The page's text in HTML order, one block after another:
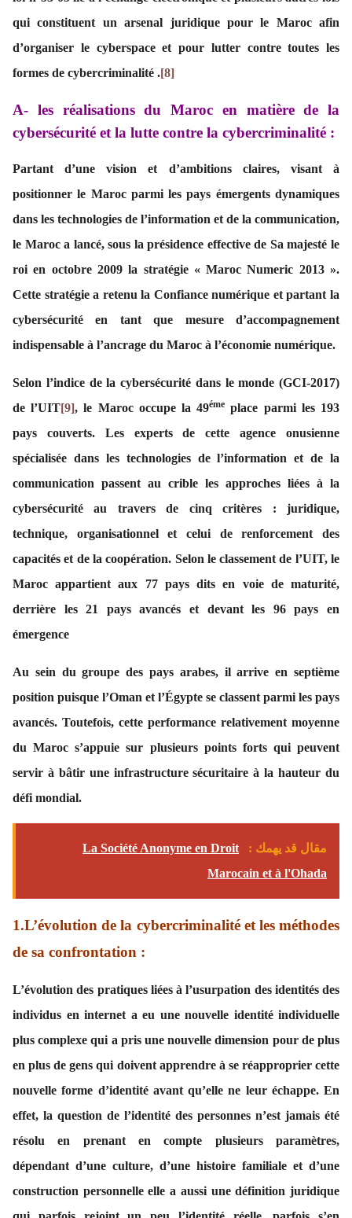
qui constituent un arsenal juridique pour le Maroc afin
d’organiser le cyberspace et pour lutter contre toutes les
formes de cybercriminalité .[8]
A- les réalisations du Maroc en matière de la
cybersécurité et la lutte contre la cybercriminalité :
Partant d’une vision et d’ambitions claires, visant à
positionner le Maroc parmi les pays émergents dynamiques
dans les technologies de l’information et de la communication,
le Maroc a lancé, sous la présidence effective de Sa majesté le
roi en octobre 2009 la stratégie « Maroc Numeric 2013 ».
Cette stratégie a retenu la Confiance numérique et partant la
cybersécurité en tant que mesure d’accompagnement
indispensable à l’ancrage du Maroc à l’économie numérique.
Selon l’indice de la cybersécurité dans le monde (GCI-2017)
de l’UIT[9], le Maroc occupe la 49éme place parmi les 193
pays couverts. Les experts de cette agence onusienne
spécialisée dans les technologies de l’information et de la
communication passent au crible les approches liées à la
cybersécurité au travers de cinq critères : juridique,
technique, organisationnel et celui de renforcement des
capacités et de la coopération. Selon le classement de l’UIT, le
Maroc appartient aux 77 pays dits en voie de maturité,
derrière les 21 pays avancés et devant les 96 pays en
émergence
Au sein du groupe des pays arabes, il arrive en septième
position puisque l’Oman et l’Égypte se classent parmi les pays
avancés. Toutefois, cette performance relativement moyenne
du Maroc s’appuie sur plusieurs points forts qui peuvent
servir à bâtir une infrastructure sécuritaire à la hauteur du
défi mondial.
مقال قد يهمك :
La Société Anonyme en Droit
Marocain et à l'Ohada
1.L’évolution de la cybercriminalité et les méthodes
de sa confrontation :
L’évolution des pratiques liées à l’usurpation des identités des
individus en internet a eu une nouvelle identité individuelle
plus complexe qui a pris une nouvelle dimension pour de plus
en plus de gens qui doivent apprendre à se réapproprier cette
nouvelle forme d’identité avant qu’elle ne leur échappe. En
effet, la question de l’identité des personnes n’est jamais été
résolu en prenant en compte plusieurs paramètres,
dépendant d’une culture, d’une histoire familiale et d’une
construction personnelle elle a aussi une définition juridique